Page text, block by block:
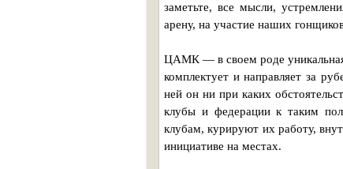
заметьте, все мысли,
арену, на участие наших
ЦАМК — в своем роде уникальная
комплектует и направляет за
ней он ни при каких
клубы и федерации к таким
клубам, курируют их работу,
инициативе на местах.